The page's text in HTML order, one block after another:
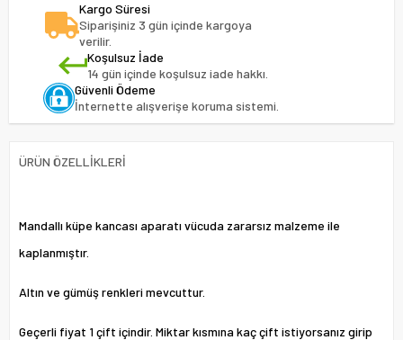
Kargo Süresi
Siparişiniz 3 gün içinde kargoya
verilir.
Koşulsuz İade
14 gün içinde koşulsuz iade hakkı.
Güvenli Ödeme
İnternette alışverişe koruma sistemi.
ÜRÜN ÖZELLIKLERI
Mandallı küpe kancası aparatı vücuda zararsız malzeme ile
kaplanmıştır.
Altın ve gümüş renkleri mevcuttur.
Geçerli fiyat 1 çift içindir. Miktar kısmına kaç çift istiyorsanız girip